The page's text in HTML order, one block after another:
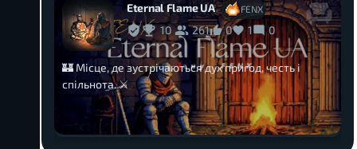
Eternal Flame UA FENX
10 261 0 1 0
🏰 Місце, де зустрічаються дух пригод, честь і
спільнота. ⚔️